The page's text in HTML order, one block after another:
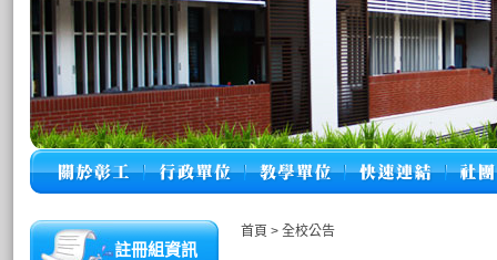
註冊組資訊
首頁 > 全校公告